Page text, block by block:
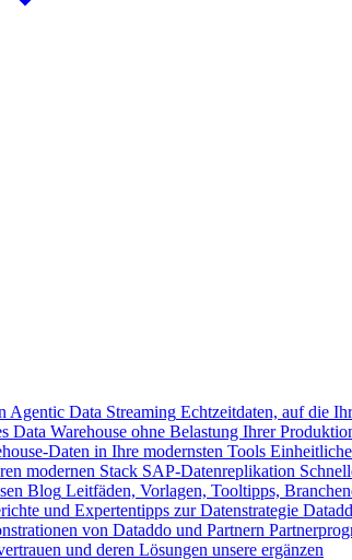
Agentic Data Streaming Echtzeitdaten, auf die
Data Warehouse ohne Belastung Ihrer
Daten in Ihre modernsten Tools
modernen Stack SAP-Datenreplikation
Blog Leitfäden, Vorlagen, Tooltipps,
und Expertentipps zur Datenstrategie
von Dataddo und Partnern
und deren Lösungen unsere ergänzen